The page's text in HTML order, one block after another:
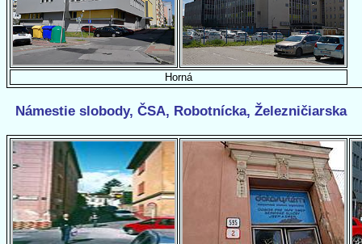
Horná
Námestie slobody, ČSA, Robotnícka, Železničiarska